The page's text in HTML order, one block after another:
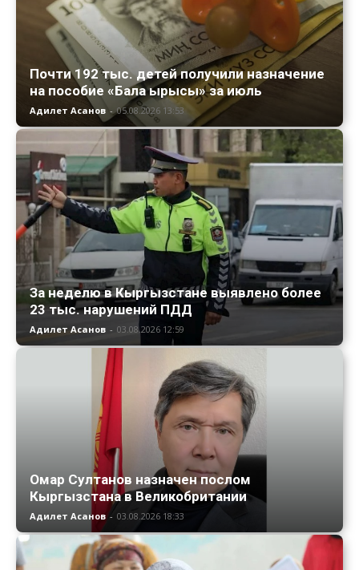
Почти 192 тыс. детей получили назначение
на пособие «Бала ырысы» за июль
Адилет Асанов - 05.08.2026 13:53
За неделю в Кыргызстане выявлено более
23 тыс. нарушений ПДД
Адилет Асанов - 03.08.2026 12:59
Омар Султанов назначен послом
Кыргызстана в Великобритании
Адилет Асанов - 03.08.2026 18:33